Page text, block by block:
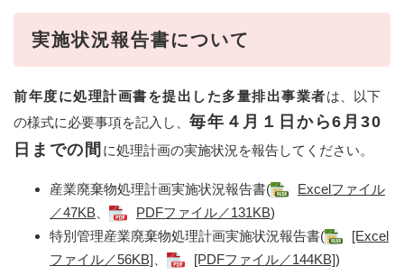
実施状況報告書について
​前年度に処理計画書を提出した多量排出事業者は、以下
の様式に必要事項を記入し、 毎年４月１日から6月30
日までの間 に処理計画の実施状況を報告してください。
産業廃棄物処理計画実施状況報告書(
Excelファイル
／47KB
PDFファイル／131KB)
特別管理産業廃棄物処理計画実施状況報告書(
[Excel
ファイル／56KB]
[PDFファイル／144KB])